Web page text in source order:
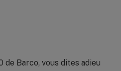
de Barco, vous dites adieu